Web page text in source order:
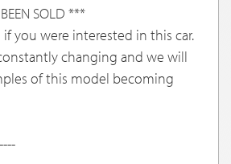
SOLD ***
if you were interested in this car.
changing and we will
of this model becoming